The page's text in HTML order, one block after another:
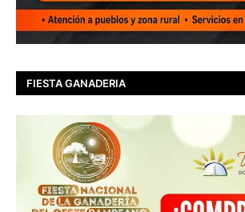
FIESTA GANADERIA